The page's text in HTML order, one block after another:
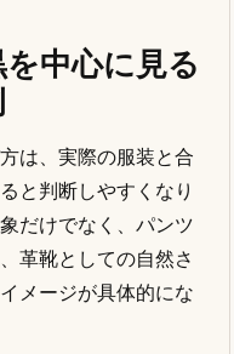
望サイズが残
決まっている場面で
スクです。気になる
式で在庫とサイズを